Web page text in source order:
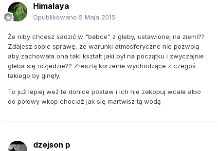
Himalaya
Opublikowano 5 Maja 2015
Że niby chcesz sadzić w "babce" z gleby, ustawionej na ziemi??
Zdajesz sobie sprawę, że warunki atmosferyczne nie pozwolą
aby zachowała ona taki kształt jaki był na początku i zwyczajnie
gleba się rozjedzie?? Zresztą korzenie wychodzące z czegoś
takiego by ginęły.
To już lepiej weź te donice postaw i ich nie zakopuj wcale albo
do połowy wkop chociaż jak się martwisz tą wodą
dzejson p